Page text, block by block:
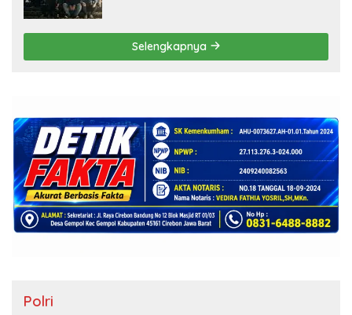
Selengkapnya
Polri